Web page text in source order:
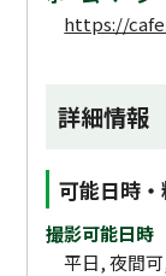
https://
詳細情報
可能日時
撮影可能日時
平日, 夜間